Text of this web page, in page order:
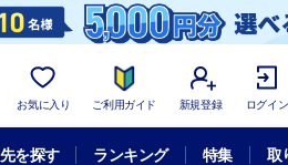
お気に入り ご利用ガイド 新規登録 ログイン
を探す ランキング 特集 取